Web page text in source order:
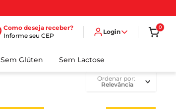
Como deseja receber?
Informe seu CEP
Login
0
Sem Glúten Sem Lactose
ordenar por
Relevância